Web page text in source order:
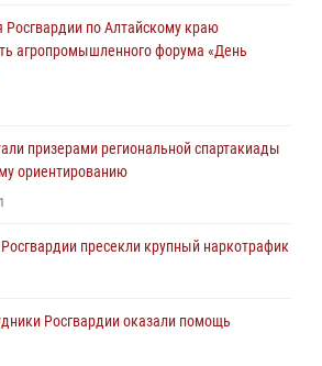
Росгвардии по Алтайскому краю
агропромышленного форума «День
призерами региональной спартакиады
ориентированию
1
пресекли крупный наркотрафик
Росгвардии оказали помощь